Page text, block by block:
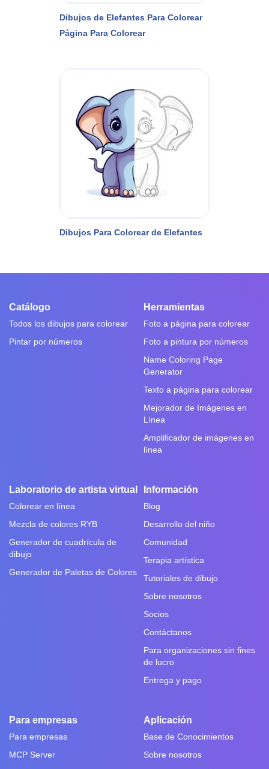
Dibujos de Elefantes Para Colorear
Página Para Colorear
Dibujos Para Colorear de Elefantes
Catálogo
Todos los dibujos para colorear
Pintar por números
Herramientas
Foto a página para colorear
Foto a pintura por números
Name Coloring Page
Generator
Texto a página para colorear
Mejorador de Imágenes en
Línea
Amplificador de imágenes en
línea
Laboratorio de artista virtual
Colorear en línea
Mezcla de colores RYB
Generador de cuadrícula de
dibujo
Generador de Paletas de Colores
Información
Blog
Desarrollo del niño
Comunidad
Terapia artística
Tutoriales de dibujo
Sobre nosotros
Socios
Contáctanos
Para organizaciones sin fines
de lucro
Entrega y pago
Para empresas
Para empresas
MCP Server
Aplicación
Base de Conocimientos
Sobre nosotros